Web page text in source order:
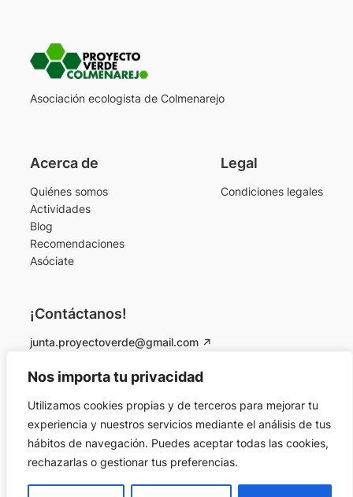
Nos importa tu privacidad
Utilizamos cookies propias y de terceros para mejorar tu
experiencia y nuestros servicios mediante el análisis de tus
hábitos de navegación. Puedes aceptar todas las cookies,
rechazarlas o gestionar tus preferencias.
Asociación ecologista de Colmenarejo
Acerca de
Quiénes somos
Actividades
Blog
Recomendaciones
Asóciate
Legal
Condiciones legales
¡Contáctanos!
junta.proyectoverde@gmail.com
© 2026 Proyecto Verde Colmenarejo. Todos los
derechos reservados.
Designed byAndrea Maestro